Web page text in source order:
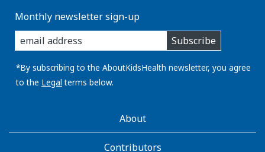
Monthly newsletter sign-up
enter
you
email
address:
Subscribe
*By subscribing to the AboutKidsHealth newsletter, you agree
to the Legal terms below.
AboutKidsHealthAbout
Contributors